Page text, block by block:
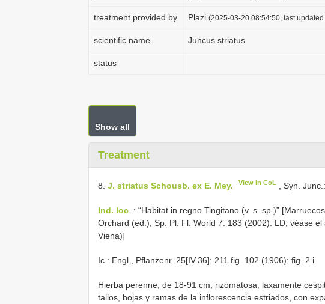
treatment provided by Plazi (2025-03-20 08:54:50, last
scientific name Juncus striatus
status
Show all
Treatment
8. J. striatus Schousb. ex E. Mey. View in CoL , Syn.
Ind. loc .: “Habitat in regno Tingitano (v. s. sp.)”
Orchard (ed.), Sp. Pl. Fl. World 7: 183 (2002): LD; véase el
Viena)]
Ic.: Engl., Pflanzenr. 25[IV.36]: 211 fig. 102 (1906); fig. 2 i
Hierba perenne, de 18-91 cm, rizomatosa, laxamente
tallos, hojas y ramas de la inflorescencia estriados, con